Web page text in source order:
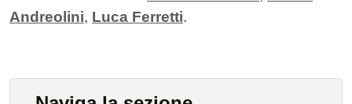
Andreolini, Luca Ferretti.